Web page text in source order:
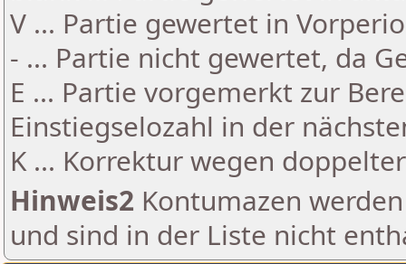
V ... Partie gewertet in
- ... Partie nicht gewertet, da
E ... Partie vorgemerkt zur
Einstiegselozahl in der
K ... Korrektur wegen
Hinweis2 Kontumazen
und sind in der Liste nicht